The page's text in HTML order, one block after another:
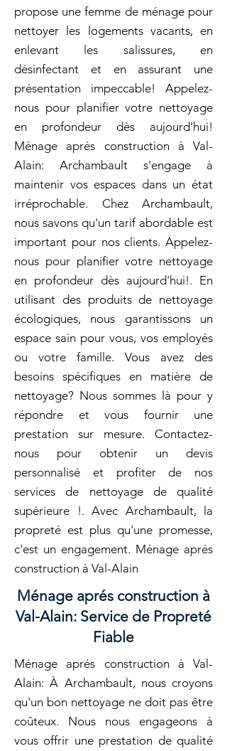
propose une femme de ménage pour
nettoyer les logements vacants, en
enlevant les salissures, en
désinfectant et en assurant une
présentation impeccable! Appelez-
nous pour planifier votre nettoyage
en profondeur dès aujourd'hui!
Ménage aprés construction à Val-
Alain: Archambault s'engage à
maintenir vos espaces dans un état
irréprochable. Chez Archambault,
nous savons qu'un tarif abordable est
important pour nos clients. Appelez-
nous pour planifier votre nettoyage
en profondeur dès aujourd'hui!. En
utilisant des produits de nettoyage
écologiques, nous garantissons un
espace sain pour vous, vos employés
ou votre famille. Vous avez des
besoins spécifiques en matière de
nettoyage? Nous sommes là pour y
répondre et vous fournir une
prestation sur mesure. Contactez-
nous pour obtenir un devis
personnalisé et profiter de nos
services de nettoyage de qualité
supérieure !. Avec Archambault, la
propreté est plus qu'une promesse,
c'est un engagement. Ménage aprés
construction à Val-Alain
Ménage aprés construction à
Val-Alain: Service de Propreté
Fiable
Ménage aprés construction à Val-
Alain: À Archambault, nous croyons
qu'un bon nettoyage ne doit pas être
coûteux. Nous nous engageons à
vous offrir une prestation de qualité